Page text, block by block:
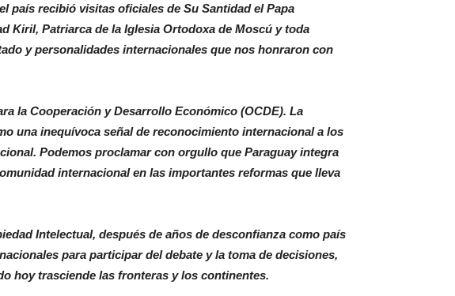
país recibió visitas oficiales de Su Santidad el Papa
Kiril, Patriarca de la Iglesia Ortodoxa de Moscú y toda
y personalidades internacionales que nos honraron con
la Cooperación y Desarrollo Económico (OCDE). La
una inequívoca señal de reconocimiento internacional a los
Podemos proclamar con orgullo que Paraguay integra
internacional en las importantes reformas que lleva
Intelectual, después de años de desconfianza como país
para participar del debate y la toma de decisiones,
hoy trasciende las fronteras y los continentes.